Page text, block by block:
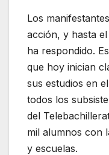
Los
acción, y hasta
ha respondido.
que hoy inician
sus estudios en
todos los
del
mil alumnos con
y escuelas.